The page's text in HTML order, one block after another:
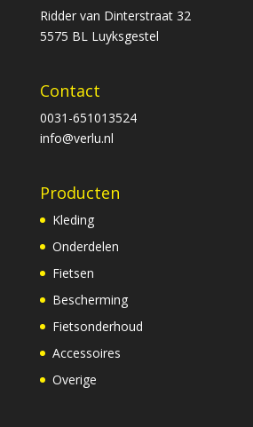
Ridder van Dinterstraat 32
5575 BL Luyksgestel
Contact
0031-651013524
info@verlu.nl
Producten
Kleding
Onderdelen
Fietsen
Bescherming
Fietsonderhoud
Accessoires
Overige